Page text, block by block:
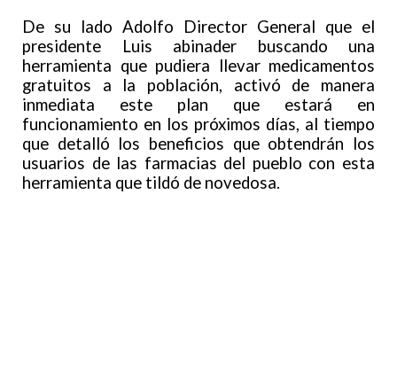
De su lado Adolfo Director General que el
presidente Luis abinader buscando una
herramienta que pudiera llevar medicamentos
gratuitos a la población, activó de manera
inmediata este plan que estará en
funcionamiento en los próximos días, al tiempo
que detalló los beneficios que obtendrán los
usuarios de las farmacias del pueblo con esta
herramienta que tildó de novedosa.